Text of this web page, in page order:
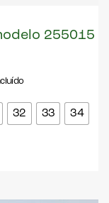
255015
32 33 34